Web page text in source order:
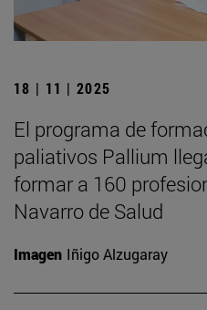
18 | 11 | 2025
El programa de
paliativos Pallium
formar a 160
Navarro de Salud
Imagen Iñigo Alzugaray